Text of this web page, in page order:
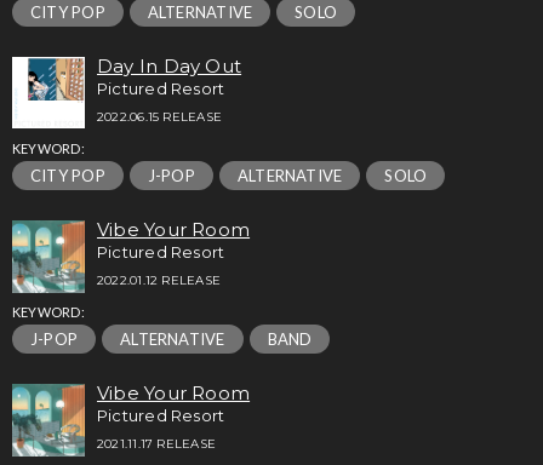
CITY POP ALTERNATIVE SOLO
Day In Day Out
Pictured Resort
2022.06.15 RELEASE
KEYWORD:
CITY POP J-POP ALTERNATIVE SOLO
Vibe Your Room
Pictured Resort
2022.01.12 RELEASE
KEYWORD:
J-POP ALTERNATIVE BAND
Vibe Your Room
Pictured Resort
2021.11.17 RELEASE